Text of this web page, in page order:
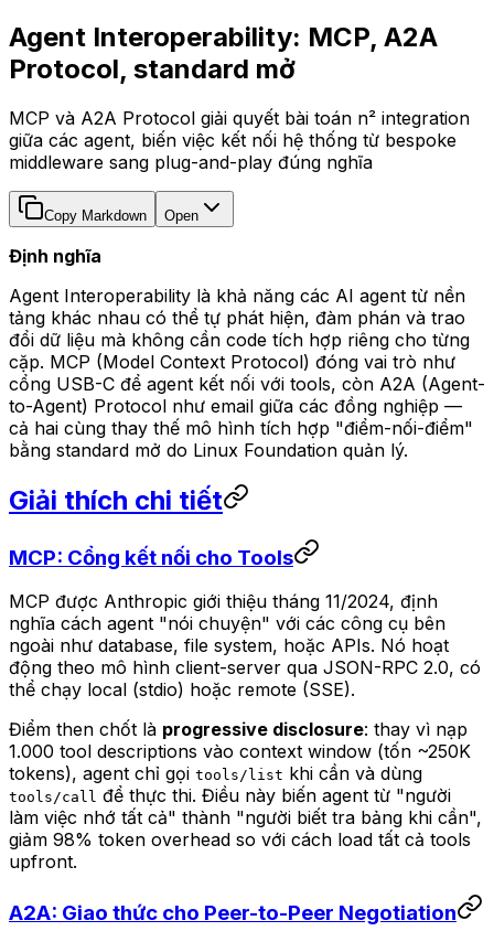
Agent Interoperability: MCP, A2A
Protocol, standard mở
MCP và A2A Protocol giải quyết bài toán n² integration
giữa các agent, biến việc kết nối hệ thống từ bespoke
middleware sang plug-and-play đúng nghĩa
Copy Markdown Open
Định nghĩa
Agent Interoperability là khả năng các AI agent từ nền
tảng khác nhau có thể tự phát hiện, đàm phán và trao
đổi dữ liệu mà không cần code tích hợp riêng cho từng
cặp. MCP (Model Context Protocol) đóng vai trò như
cổng USB-C để agent kết nối với tools, còn A2A (Agent-
to-Agent) Protocol như email giữa các đồng nghiệp —
cả hai cùng thay thế mô hình tích hợp "điểm-nối-điểm"
bằng standard mở do Linux Foundation quản lý.
Giải thích chi tiết
MCP: Cổng kết nối cho Tools
MCP được Anthropic giới thiệu tháng 11/2024, định
nghĩa cách agent "nói chuyện" với các công cụ bên
ngoài như database, file system, hoặc APIs. Nó hoạt
động theo mô hình client-server qua JSON-RPC 2.0, có
thể chạy local (stdio) hoặc remote (SSE).
Điểm then chốt là progressive disclosure: thay vì nạp
1.000 tool descriptions vào context window (tốn ~250K
tokens), agent chỉ gọi tools/list khi cần và dùng
tools/call để thực thi. Điều này biến agent từ "người
làm việc nhớ tất cả" thành "người biết tra bảng khi cần",
giảm 98% token overhead so với cách load tất cả tools
upfront.
A2A: Giao thức cho Peer-to-Peer Negotiation